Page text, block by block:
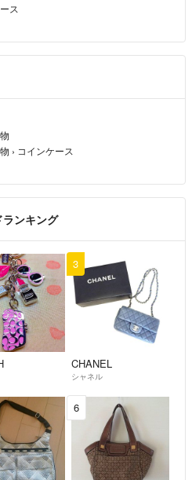
ス
› コインケース
ンキング
3
CHANEL
シャネル
6